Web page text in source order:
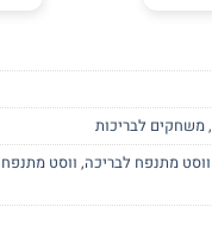
,משחקים לבריכות
ווסט מתנפח לבריכה, ווסט